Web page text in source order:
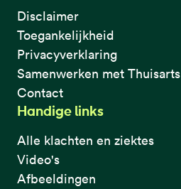
Disclaimer
Toegankelijkheid
Privacyverklaring
Samenwerken met Thuisarts
Contact
Handige links
Alle klachten en ziektes
Video's
Afbeeldingen